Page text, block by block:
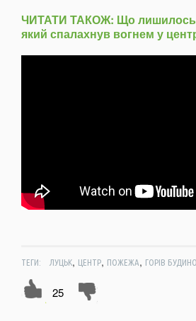
ЧИТАТИ ТАКОЖ: Що лишилось
який спалахнув вогнем у
ТЕГИ: ЛУЦЬК, ЦЕНТР, ПОЖЕЖА, ГОРІВ
25